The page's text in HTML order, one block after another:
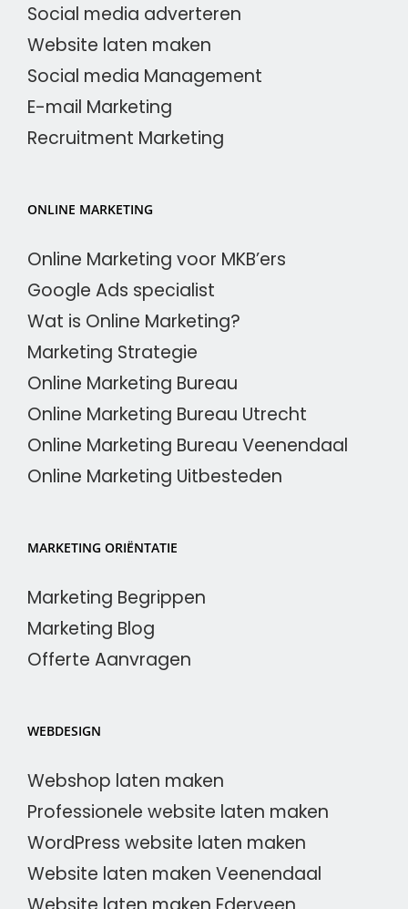
Social media adverteren
Website laten maken
Social media Management
E-mail Marketing
Recruitment Marketing
ONLINE MARKETING
Online Marketing voor MKB’ers
Google Ads specialist
Wat is Online Marketing?
Marketing Strategie
Online Marketing Bureau
Online Marketing Bureau Utrecht
Online Marketing Bureau Veenendaal
Online Marketing Uitbesteden
MARKETING ORIËNTATIE
Marketing Begrippen
Marketing Blog
Offerte Aanvragen
WEBDESIGN
Webshop laten maken
Professionele website laten maken
WordPress website laten maken
Website laten maken Veenendaal